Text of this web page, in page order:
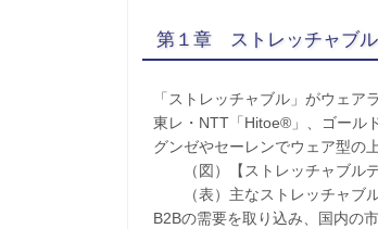
第１章 ストレッチャブ
「ストレッチャブル」がウェ
東レ・NTT「Hitoe®」、ゴール
グンゼやセーレンでウェア型の
（図）【ストレッチャブルデ
（表）主なストレッチャブル
B2Bの需要を取り込み、国内の